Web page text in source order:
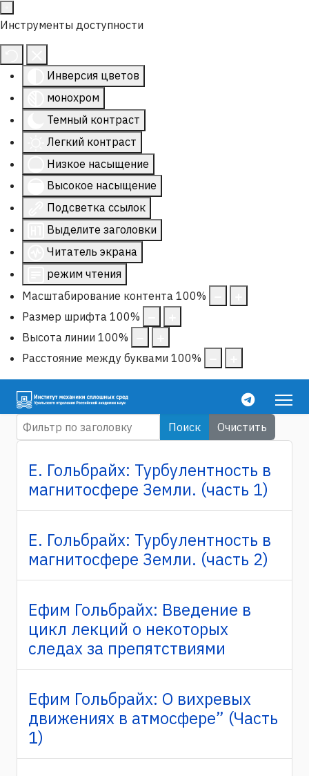
Инструменты доступности
Инверсия цветов
монохром
Темный контраст
Легкий контраст
Низкое насыщение
Высокое насыщение
Подсветка ссылок
Выделите заголовки
Читатель экрана
режим чтения
Масштабирование контента 100%
Размер шрифта 100%
Высота линии 100%
Расстояние между буквами 100%
Фильтр по заголовку Поиск Очистить
Е. Гольбрайх: Турбулентность в
магнитосфере Земли. (часть 1)
Е. Гольбрайх: Турбулентность в
магнитосфере Земли. (часть 2)
Ефим Гольбрайх: Введение в
цикл лекций о некоторых
следах за препятствиями
Ефим Гольбрайх: О вихревых
движениях в атмосфере” (Часть
1)